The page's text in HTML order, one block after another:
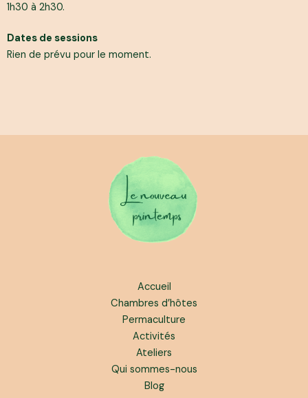
1h30 à 2h30.
Dates de sessions
Rien de prévu pour le moment.
Accueil
Chambres d’hôtes
Permaculture
Activités
Ateliers
Qui sommes-nous
Blog